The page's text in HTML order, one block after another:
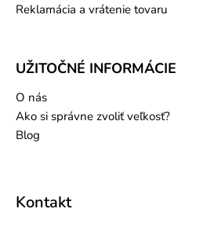
Reklamácia a vrátenie tovaru
UŽITOČNÉ INFORMÁCIE
O nás
Ako si správne zvoliť veľkosť?
Blog
Kontakt